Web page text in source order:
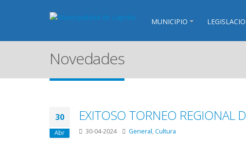
MUNICIPIO
Novedades
30
Abr
EXITOSO TORNEO REGIONAL
30-04-2024 General,Cultura